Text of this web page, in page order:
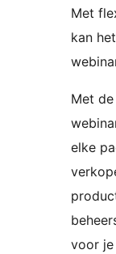
Met
kan
Met
elke
voor